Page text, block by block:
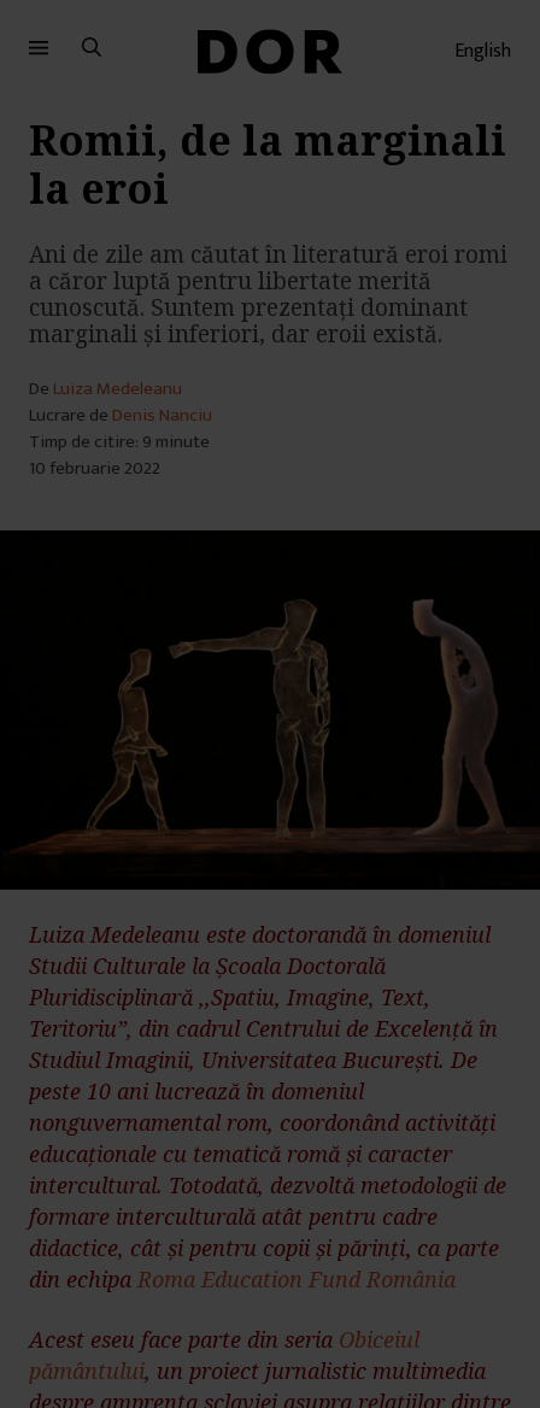
English
Romii, de la marginali
la eroi
Ani de zile am căutat în literatură eroi romi
a căror luptă pentru libertate merită
cunoscută. Suntem prezentați dominant
marginali și inferiori, dar eroii există.
De Luiza Medeleanu
Lucrare de Denis Nanciu
Timp de citire: 9 minute
10 februarie 2022
Luiza Medeleanu este doctorandă în domeniul
Studii Culturale la Școala Doctorală
Pluridisciplinară ,,Spatiu, Imagine, Text,
Teritoriu”, din cadrul Centrului de Excelență în
Studiul Imaginii, Universitatea București. De
peste 10 ani lucrează în domeniul
nonguvernamental rom, coordonând activități
educaționale cu tematică romă și caracter
intercultural. Totodată, dezvoltă metodologii de
formare interculturală atât pentru cadre
didactice, cât și pentru copii și părinți, ca parte
din echipa Roma Education Fund România
Acest eseu face parte din seria Obiceiul
pământului, un proiect jurnalistic multimedia
despre amprenta sclaviei asupra relațiilor dintre